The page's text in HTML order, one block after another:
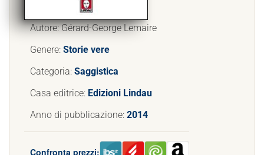
Autore: Gérard-George Lemaire
Genere: Storie vere
Categoria: Saggistica
Casa editrice: Edizioni Lindau
Anno di pubblicazione: 2014
Confronta prezzi: